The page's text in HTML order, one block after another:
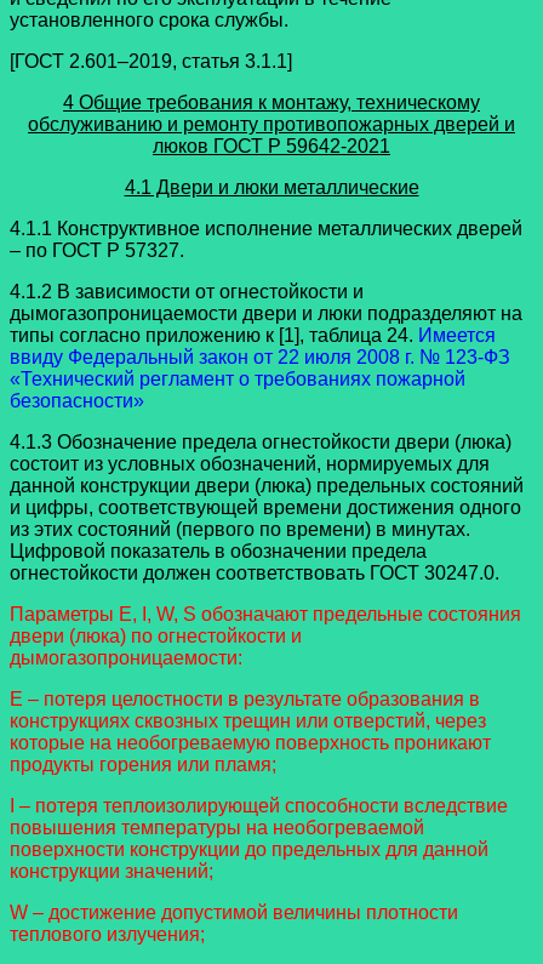
установленного срока службы.
[ГОСТ 2.601–2019, статья 3.1.1]
4 Общие требования к монтажу, техническому
обслуживанию и ремонту противопожарных дверей и
люков ГОСТ Р 59642-2021
4.1 Двери и люки металлические
4.1.1 Конструктивное исполнение металлических дверей
– по ГОСТ Р 57327.
4.1.2 В зависимости от огнестойкости и
дымогазопроницаемости двери и люки подразделяют на
типы согласно приложению к [1], таблица 24. Имеется
ввиду Федеральный закон от 22 июля 2008 г. № 123-ФЗ
«Технический регламент о требованиях пожарной
безопасности»
4.1.3 Обозначение предела огнестойкости двери (люка)
состоит из условных обозначений, нормируемых для
данной конструкции двери (люка) предельных состояний
и цифры, соответствующей времени достижения одного
из этих состояний (первого по времени) в минутах.
Цифровой показатель в обозначении предела
огнестойкости должен соответствовать ГОСТ 30247.0.
Параметры E, I, W, S обозначают предельные состояния
двери (люка) по огнестойкости и
дымогазопроницаемости:
E – потеря целостности в результате образования в
конструкциях сквозных трещин или отверстий, через
которые на необогреваемую поверхность проникают
продукты горения или пламя;
I – потеря теплоизолирующей способности вследствие
повышения температуры на необогреваемой
поверхности конструкции до предельных для данной
конструкции значений;
W – достижение допустимой величины плотности
теплового излучения;